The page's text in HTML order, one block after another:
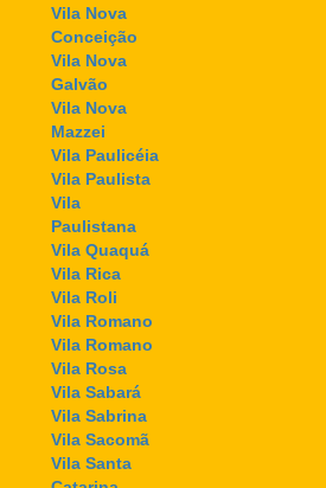
Vila Nova
Conceição
Vila Nova
Galvão
Vila Nova
Mazzei
Vila Paulicéia
Vila Paulista
Vila
Paulistana
Vila Quaquá
Vila Rica
Vila Roli
Vila Romano
Vila Romano
Vila Rosa
Vila Sabará
Vila Sabrina
Vila Sacomã
Vila Santa